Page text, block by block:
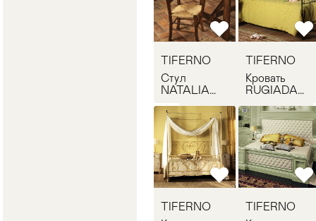
TIFERNO
Стул
NATALIA
3517
TIFERNO
Кровать
RUGIADA
3912
TIFERNO
TIFERNO